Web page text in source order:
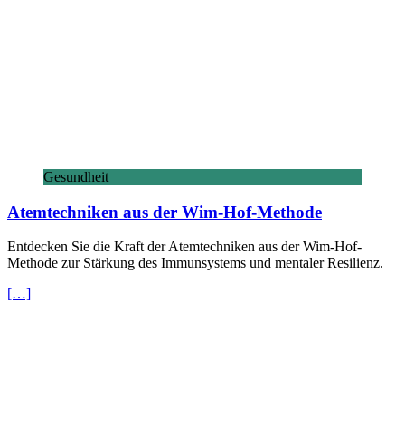
Gesundheit
Atemtechniken aus der Wim-Hof-Methode
Entdecken Sie die Kraft der Atemtechniken aus der Wim-Hof-
Methode zur Stärkung des Immunsystems und mentaler Resilienz.
[…]